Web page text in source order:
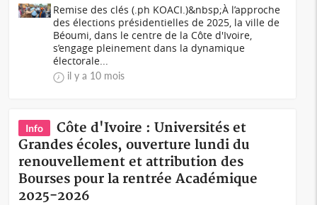
Remise des clés (.ph KOACI.)&nbsp;À l’approche
des élections présidentielles de 2025, la ville de
Béoumi, dans le centre de la Côte d'Ivoire,
s’engage pleinement dans la dynamique
électorale...
il y a 10 mois
Info
Côte d'Ivoire : Universités et
Grandes écoles, ouverture lundi du
renouvellement et attribution des
Bourses pour la rentrée Académique
2025-2026